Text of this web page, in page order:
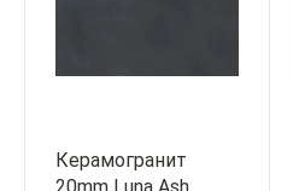
Керамогранит
20mm Luna Ash